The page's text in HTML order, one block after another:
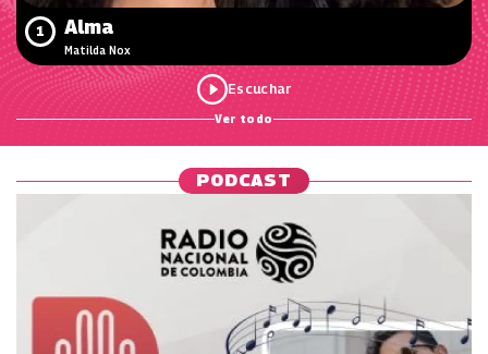
1
Matilda Nox
Alma
Ver todo
PODCAST